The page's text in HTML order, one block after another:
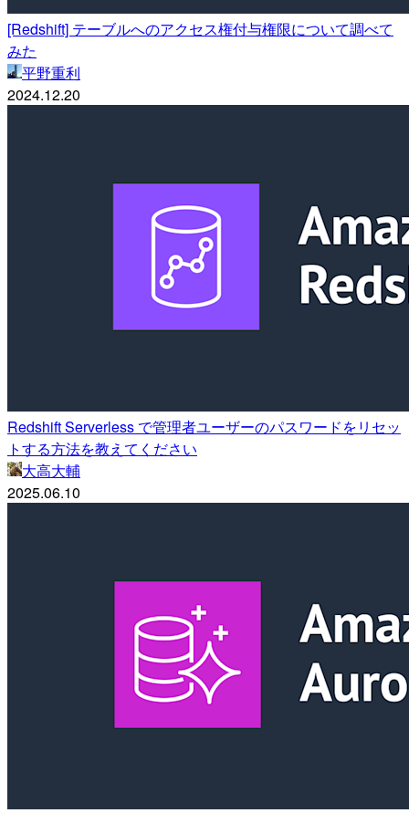
[Redshift] テーブルへのアクセス権付与権限について調べて
みた
平野重利
2024.12.20
Redshift Serverless で管理者ユーザーのパスワードをリセッ
トする方法を教えてください
大高大輔
2025.06.10